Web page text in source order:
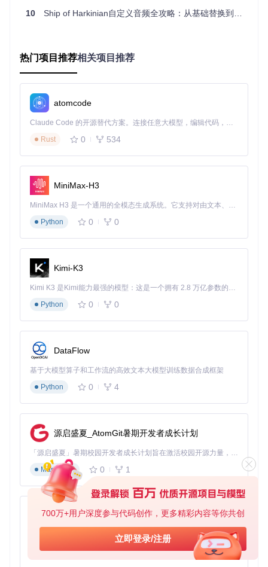
700万+用户深度参与代码创作，更多精彩内容等你共创
立即登录/注册
音频
存放
路径
SoH安装目录/mods
技术提示：Seq64文件是一种专为游戏设计的序列音频格
式，包含音符、乐器和演奏指令，不同于普通的WAV或MP
3文件。
三、打造专属音效库：音频文件准备流程
3.1 准备音频素材
[ ] 收集或创作符合游戏风格的音频内容 [ ] 确保音频长度与原
游戏序列匹配（通常30-90秒） [ ] 调整音频音量至-12dBFS，
避免游戏内音量失衡
3.2 格式转换与序列生成
件创建对应的.meta元数据文件 [ ] 按音频类型组织文件到不同
文件夹（如bgm/、sfx/、voice/）
3.3 元数据文件编写
[ ] 在.meta文件第一行输入音频名称（不超过32字符） [ ] 在第
二行输入音频类型代码（C/S/V） [ ] 确保文件名与对应的.seq
文件完全一致
元数据文件示例：
四、音频包制作全流程：从文件到游戏
4.1 下载与安装Retro工具
[ ] 从项目仓库获取最新版Retro工具 [ ] 解压工具包至本地目录
[ ] 验证工具完整性（可运行retro --version检查）
[ ] 启动Retro工具并选择"Create OTR"选项 [ ] 点击"Custom S
10 Ship of Harkinian自定义音频全攻略：从基础替换到场景化应用
热门项目推荐相关项目推荐
atomcode
Claude Code 的开源替代方案。连接任意大模型，编辑代码，运行命令，自动验证 — 全自动执行。用 Rust 构建，极致性能。 ｜ An open-source alternative to Claude Code. Connect any LLM, edit code, run commands, and verify changes — autonomously. Built in Rust for speed. Get Started
Rust
0 534
MiniMax-H3
MiniMax H3 是一个通用的全模态生成系统。它支持对由文本、图像、视频和音频组成的多模态上下文进行统一理解，并能生成分辨率高达 2K、时长可达 15 秒的带原生立体声音频的视频。得益于面向任务泛化的系统设计，H3 在预训练阶段就已具备广泛的多模态上下文理解与生成能力，能够出色地执行复杂的多模态指令。
Python
0 0
Kimi-K3
Kimi K3 是Kimi能力最强的模型：这是一个拥有 2.8 万亿参数的混合专家（MoE）模型，具备原生视觉理解能力，并支持 100 万 token 的上下文窗口。
Python
0 0
DataFlow
基于大模型算子和工作流的高效文本大模型训练数据合成框架
Python
0 4
源启盛夏_AtomGit暑期开发者成长计划
「源启盛夏」暑期校园开发者成长计划旨在激活校园开源力量，通过积分激励、认证扶持、资源倾斜等形式，引导高校组织和开发者完成「入驻 — 建项目 — 做贡献 — 获认证 — 得资源」的完整闭环。无论你是想带领社团入驻平台的组织者，还是希望用代码贡献证明自己的开发者，都能在这里找到属于你的成长路径。
Markdown
0 1
py-xiaozhi
基于Python的Xiaozhi AI，适用于想要完整Xiaozhi体验而无需拥有专用硬件的用户。
Python
0 1